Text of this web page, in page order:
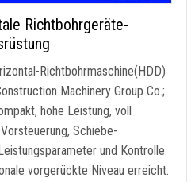
Richtbohrgeräte-
Richtbohrmaschine(HDD)
Machinery Group Co.;
hohe Leistung, voll
Schiebe-
und Kontrolle
vorgerückte Niveau erreicht.